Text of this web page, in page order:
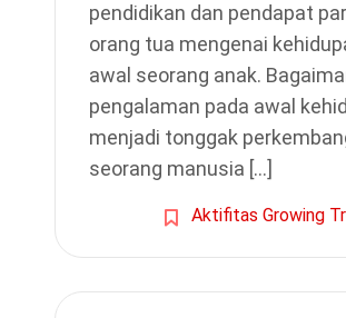
pendidikan dan pendapat
orang tua mengenai
awal seorang anak.
pengalaman pada awal
menjadi tonggak
seorang manusia […]
Aktifitas Growing